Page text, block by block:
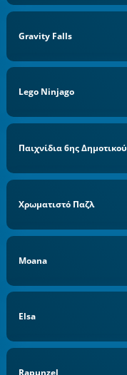
Gravity Falls
Lego Ninjago
Παιχνίδια 6ης Δημοτικού
Χρωματιστό Παζλ
Moana
Elsa
Rapunzel